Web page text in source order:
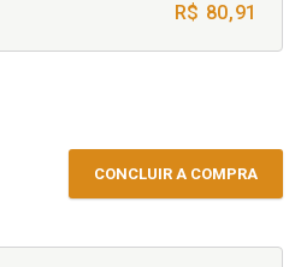
R$ 80,91
CONCLUIR A COMPRA